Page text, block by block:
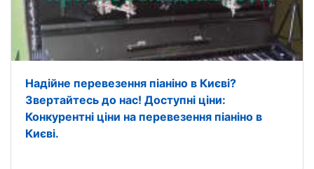
Надійне перевезення піаніно в Києві?
Звертайтесь до нас! Доступні ціни:
Конкурентні ціни на перевезення піаніно в
Києві.